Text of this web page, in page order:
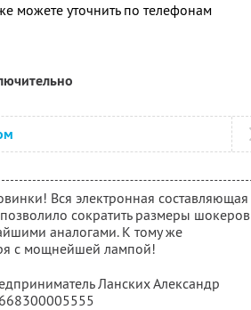
можете уточнить по телефонам
Вся электронная составляющая
сократить размеры шокеров
аналогами. К тому же
с мощнейшей лампой!
Ланских Александр